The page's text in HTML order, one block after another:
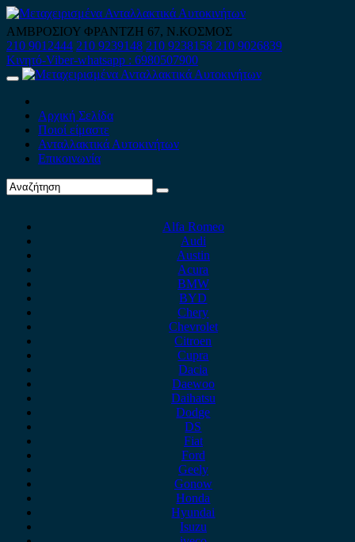
Skip
to
content
ΑΜΒΡΟΣΙΟΥ ΦΡΑΝΤΖΗ 67, Ν.ΚΟΣΜΟΣ
210 9012444 210 9239148 210 9238158 210 9026839
Κινητό-Viber-whatsapp : 6980507900
Primary
Αρχική Σελίδα
Ποιοί είμαστε
Ανταλλακτικά Αυτοκινήτων
Επικοινωνία
Alfa Romeo
Audi
Austin
Acura
BMW
BYD
Chery
Chevrolet
Citroen
Cupra
Dacia
Daewoo
Daihatsu
Dodge
DS
Fiat
Ford
Geely
Gonow
Honda
Hyundai
Isuzu